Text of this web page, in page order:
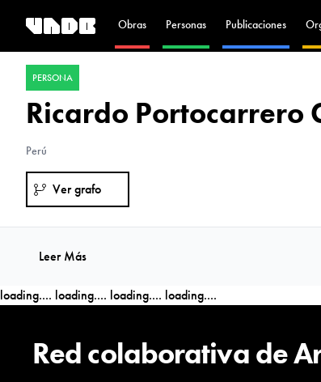
Obras Personas Publicaciones
PERSONA
Ricardo Portocarrero
Perú
Ver grafo
Leer Más
loading.... loading.... loading.... loading....
Red colaborativa de